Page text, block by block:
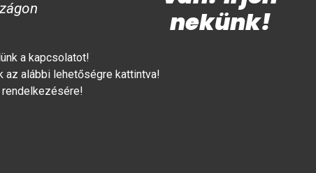
nekünk!
a kapcsolatot!
az alábbi lehetőségre kattintva!